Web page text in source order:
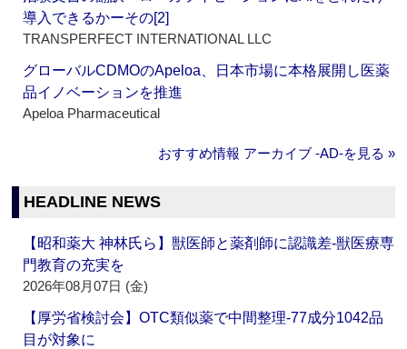
導入できるかーその[2]
TRANSPERFECT INTERNATIONAL LLC
グローバルCDMOのApeloa、日本市場に本格展開し医薬
品イノベーションを推進
Apeloa Pharmaceutical
おすすめ情報 アーカイブ ‐AD‐を見る »
HEADLINE NEWS
【昭和薬大 神林氏ら】獣医師と薬剤師に認識差‐獣医療専
門教育の充実を
2026年08月07日 (金)
【厚労省検討会】OTC類似薬で中間整理‐77成分1042品
目が対象に